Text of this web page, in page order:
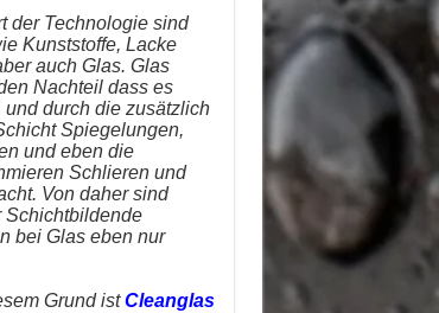
der Technologie sind
Kunststoffe, Lacke
auch Glas. Glas
Nachteil dass es
und durch die zusätzlich
Spiegelungen,
und eben die
Schlieren und
Von daher sind
Schichtbildende
bei Glas eben nur
Grund istCleanglas